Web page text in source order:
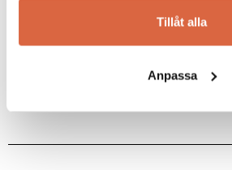
Tillåt alla
Anpassa